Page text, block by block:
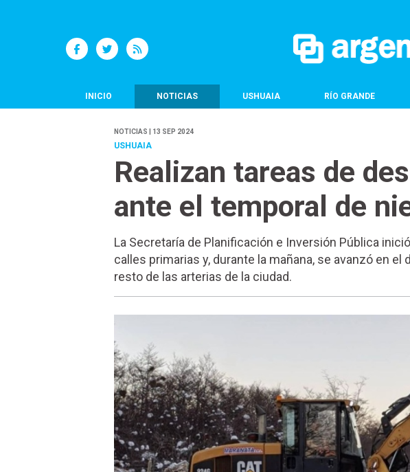
INICIO NOTICIAS USHUAIA RÍO GRANDE
NOTICIAS | 13 SEP 2024
USHUAIA
Realizan tareas de
ante el temporal de
La Secretaría de Planificación e Inversión Pública
calles primarias y, durante la mañana, se avanzó en
resto de las arterias de la ciudad.